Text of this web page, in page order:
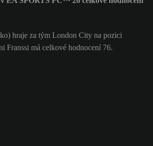
hraje za tým London City na pozici
Franssi má celkové hodnocení 76.